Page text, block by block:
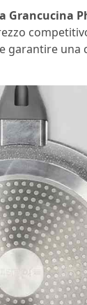
Grancucina
garantire una